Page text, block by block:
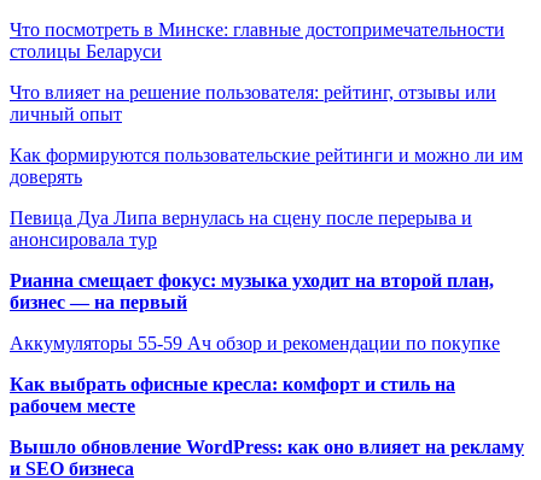
Что посмотреть в Минске: главные достопримечательности
столицы Беларуси
Что влияет на решение пользователя: рейтинг, отзывы или
личный опыт
Как формируются пользовательские рейтинги и можно ли им
доверять
Певица Дуа Липа вернулась на сцену после перерыва и
анонсировала тур
Рианна смещает фокус: музыка уходит на второй план,
бизнес — на первый
Аккумуляторы 55-59 Ач обзор и рекомендации по покупке
Как выбрать офисные кресла: комфорт и стиль на
рабочем месте
Вышло обновление WordPress: как оно влияет на рекламу
и SEO бизнеса